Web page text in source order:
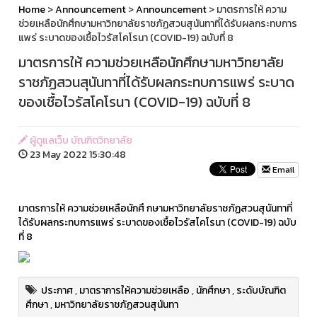
Home>Announcement>Announcement> มาตรการให้ ความ
ช่วยเหลือนักศึกษามหาวิทยาลัยราชภัฏสวนสุนันทาที่ได้รับผลกระทบการ
แพร่ ระบาดของเชื้อไวรัสโคโรนา (COVID-19) ฉบับที่ 8
มาตรการให้ ความช่วยเหลือนักศึกษามหาวิทยาลัย
ราชภัฏสวนสุนันทาที่ได้รับผลกระทบการแพร่ ระบาด
ของเชื้อไวรัสโคโรนา (COVID-19) ฉบับที่ 8
ผู้ดูแลเว็บ บัณฑิตวิทยาลัย
23 May 2022 15:30:48
Email
มาตรการให้ ความช่วยเหลือนักศึ กษามหาวิทยาลัยราชภัฏสวนสุนันทาที่
ได้รับผลกระทบการแพร่ ระบาดของเชื้อไวรัสโคโรนา (COVID-19) ฉบับ
ที่ 8
ประกาศ,มาตราการให้ความช่วยเหลือ,นักศึกษา,ระดับบัณฑิต
ศึกษา,มหาวิทยาลัยราชภัฏสวนสุนันทา